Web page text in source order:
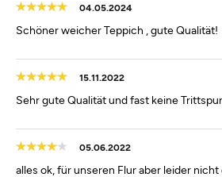
04.05.2024
Schöner weicher Teppich , gute Qualität!
15.11.2022
Sehr gute Qualität und fast keine
05.06.2022
alles ok, für unseren Flur aber leider nicht